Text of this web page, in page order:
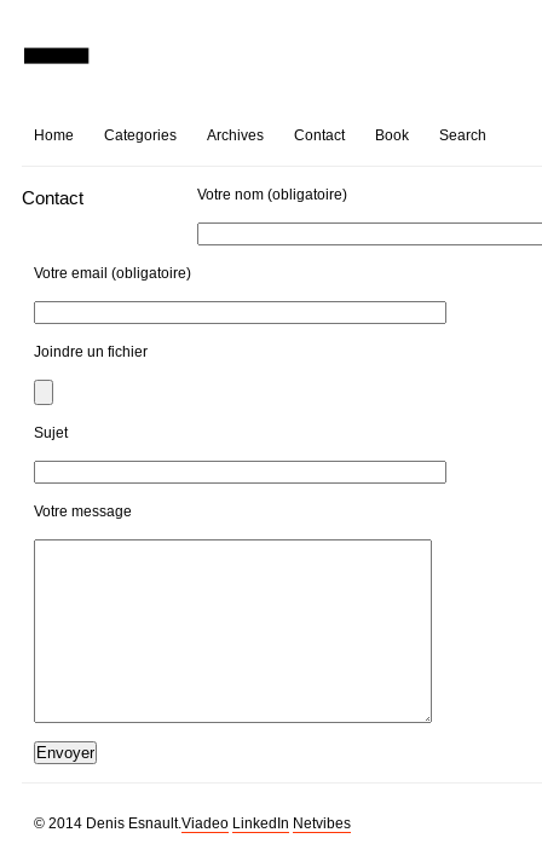
Home Categories Archives Contact Book Search
Contact Votre nom (obligatoire)
Votre email (obligatoire)
Joindre un fichier
Sujet
Votre message
© 2014 Denis Esnault.Viadeo LinkedIn Netvibes